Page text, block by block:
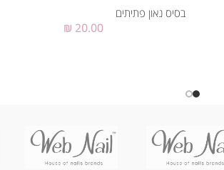
בסיס נאון פתיתים
₪ 20.00